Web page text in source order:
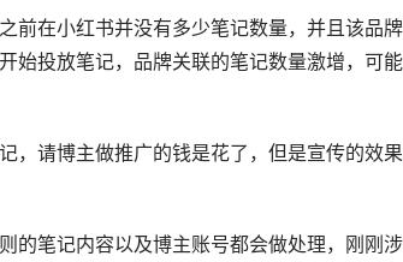
前在小红书并没有多少笔记数量，并且该品
始投放笔记，品牌关联的笔记数量激增，可
，请博主做推广的钱是花了，但是宣传的效
的笔记内容以及博主账号都会做处理，刚刚